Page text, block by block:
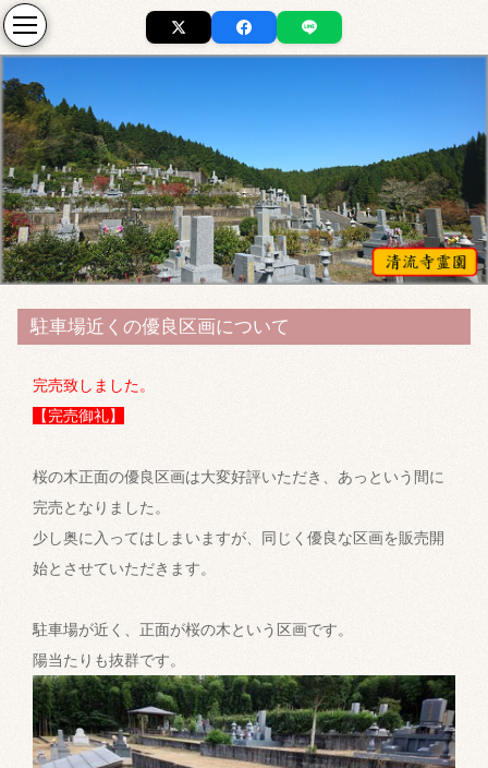
駐車場近くの優良区画について
完売致しました。
【完売御礼】
桜の木正面の優良区画は大変好評いただき、あっという間に
完売となりました。
少し奥に入ってはしまいますが、同じく優良な区画を販売開
始とさせていただきます。
駐車場が近く、正面が桜の木という区画です。
陽当たりも抜群です。